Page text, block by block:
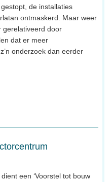
de installaties
ontmaskerd. Maar weer
gerelativeerd door
dat er meer
onderzoek dan eerder
een ‘Voorstel tot bouw